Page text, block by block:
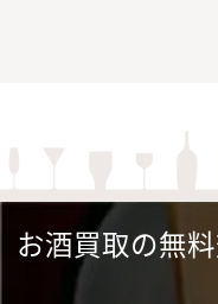
お酒買取の無